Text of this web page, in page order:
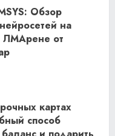
Обзор
на
ЛМАрене от
картах
способ